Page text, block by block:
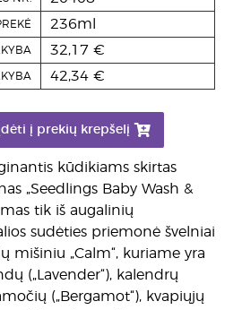
kūdikiams skirtas
„Seedlings Baby Wash &
tik iš augalinių
sudėties priemonė švelniai
mišiniu „Calm“, kuriame yra
(„Lavender“), kalendrų
(„Bergamot“), kvapiųjų
236ml
32,17 €
42,34 €
Įdėti į prekių krepšelį